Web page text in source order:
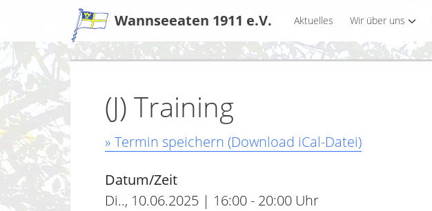
Wannseeaten 1911 e.V. Aktuelles Wir über uns
(J) Training
» Termin speichern (Download iCal-Datei)
Datum/Zeit
Di.., 10.06.2025 | 16:00 - 20:00 Uhr